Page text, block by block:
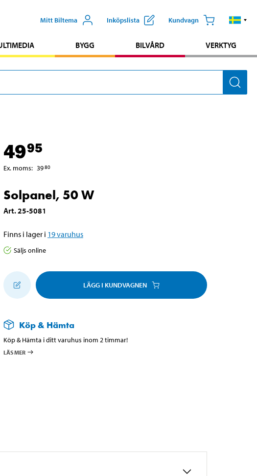
Mitt Biltema Inköpslista Kundvagn
BYGG BILVÅRD VERKTYG
4995
Ex. moms: 3980
Solpanel, 50 W
Art.25-5081
Finns i lager i 19varuhus
Säljs online
LÄGG I KUNDVAGNEN
Köp & Hämta
Köp & Hämta i ditt varuhus inom 2 timmar!
LÄS MER